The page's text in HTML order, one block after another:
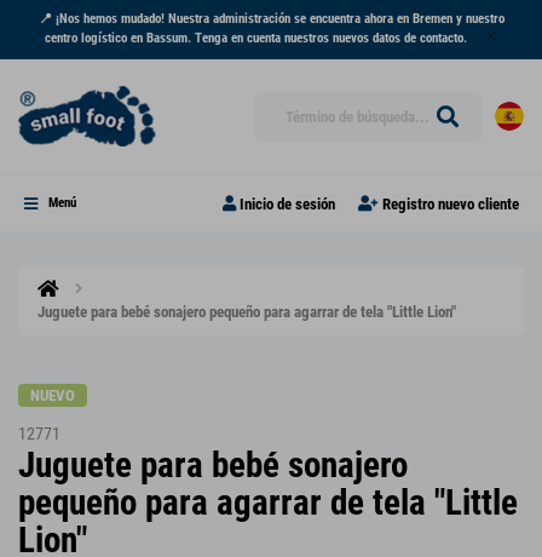
📍 ¡Nos hemos mudado! Nuestra administración se encuentra ahora en Bremen y nuestro
centro logístico en Bassum. Tenga en cuenta nuestros nuevos datos de contacto.
Menú Inicio de sesión Registro nuevo cliente
Juguete para bebé sonajero pequeño para agarrar de tela "Little Lion"
NUEVO
12771
Juguete para bebé sonajero
pequeño para agarrar de tela "Little
Lion"